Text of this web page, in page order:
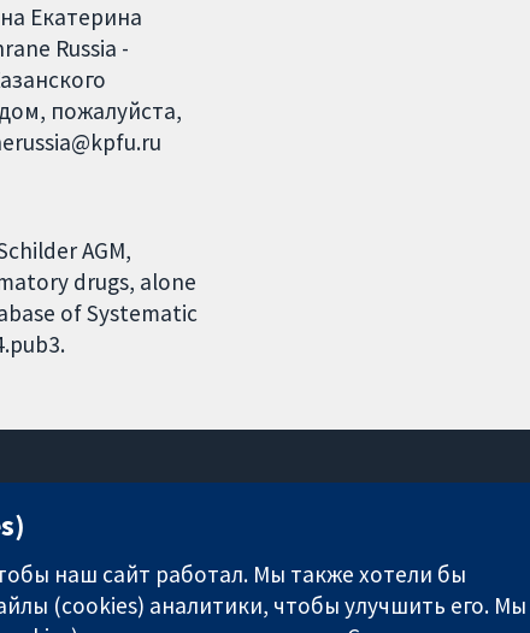
Екатерина
Russia -
пожалуйста,
AGM,
drugs, alone
of Systematic
Пресс-служба
О нас
наш сайт работал. Мы также хотели бы
(cookies) аналитики, чтобы улучшить его. Мы